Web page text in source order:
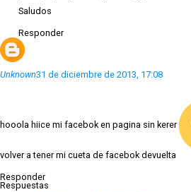
Saludos
Responder
Unknown31 de diciembre de 2013, 17:08
hooola hiice mi facebok en pagina sin kerer
volver a tener mi cueta de facebok devuelta
Responder
Respuestas